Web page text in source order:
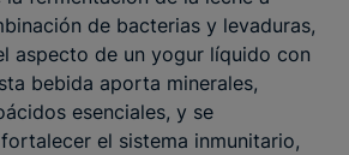
de bacterias y levaduras,
aspecto de un yogur líquido con
bebida aporta minerales,
esenciales, y se
el sistema inmunitario,